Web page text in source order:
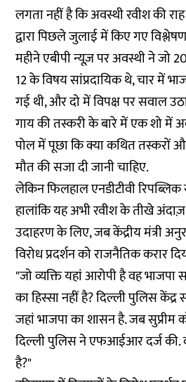
लगता नहीं है कि अवस्थी रवीश की
द्वारा पिछले जुलाई में किए गए
महीने एबीपी न्यूज़ पर अवस्थी ने जो
12 के विषय सांप्रदायिक थे, चार में
गई थी, और दो में विपक्ष पर सवाल
गाय की तस्करी के बारे में एक शो में
पोल में पूछा कि क्या कथित तस्करों
मौत की सजा दी जानी चाहिए.
लेकिन फिलहाल एनडीटीवी रिपब्लिक
हालांकि यह अभी रवीश के तीखे
उदाहरण के लिए, जब केंद्रीय मंत्री
विरोध प्रदर्शन को राजनैतिक करार
"जो व्यक्ति यहां आरोपी है वह भाजपा
का हिस्सा नहीं है? दिल्ली पुलिस
जहां भाजपा का शासन है. जब सुप्रीम
दिल्ली पुलिस ने एफआईआर दर्ज की.
है?"